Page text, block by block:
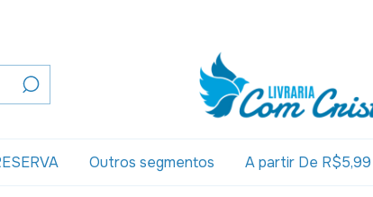
Outros segmentos A partir De R$5,99